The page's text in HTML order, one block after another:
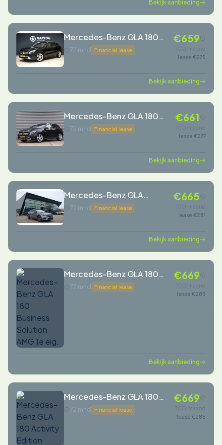
Bekijk aanbieding
Mercedes-Benz GLA 180
Ambition
72 mnd Financial lease
€659
TCO/maand
lease €275
Bekijk aanbieding
Mercedes-Benz GLA 180
Activity Edition Automaat
72 mnd Financial lease
€661
TCO/maand
lease €277
Bekijk aanbieding
Mercedes-Benz GLA
GLA180 AMG 122pk
72 mnd Financial lease
€665
TCO/maand
lease €281
Bekijk aanbieding
Mercedes-Benz GLA 180
Business Solution AMG 1e
72 mnd Financial lease
€669
TCO/maand
lease €285
Bekijk aanbieding
Mercedes-Benz GLA 180
Activity Edition
72 mnd Financial lease
€669
TCO/maand
lease €285